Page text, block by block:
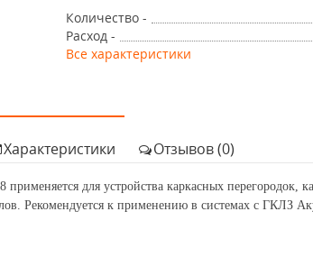
Количество -
Расход -
Все характеристики
Характеристики Отзывов (0)
для устройства каркасных перегородок,
Рекомендуется к применению в системах с ГКЛЗ